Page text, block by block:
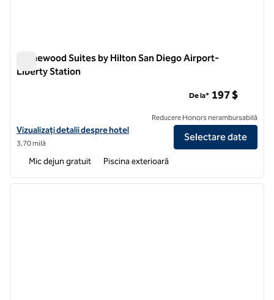
Homewood Suites by Hilton San Diego Airport-
Liberty Station
Vizualizați detaliile hotelului pentru Homewood Suites by Hilton
Vizualizați detalii despre hotel
3,70 milă
De la* 197 $
Reducere Honors nerambursabilă
Selectare date
Mic dejun gratuit Piscina exterioară
1 din 12